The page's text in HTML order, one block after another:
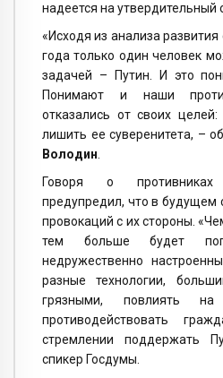
надеется на утвердительный
«Исходя из анализа
года только один человек
задачей – Путин. И это
Понимают и наши
отказались от своих
лишить ее суверенитета, –
Володин
Говоря о
предупредил, что в будущем
провокаций с их стороны.
тем больше будет
недружественно
разные технологии,
грязными, повлиять
противодействовать
стремлении поддержать
спикер Госдумы.